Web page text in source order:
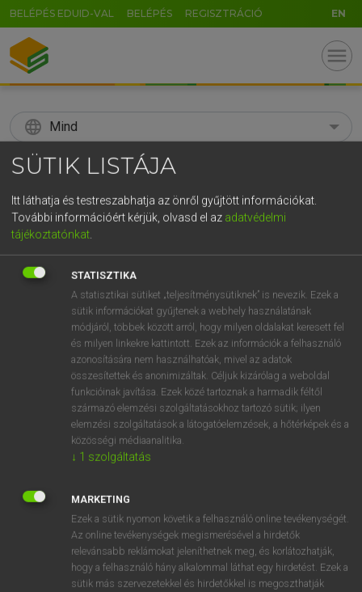
BELÉPÉS EDUID-VAL BELÉPÉS REGISZTRÁCIÓ EN
menu
language Mind
search
KERESÉS
Díjmentes angol szótár
sunray treatment fn
napfénykezelés
helioterápia
⚲ sunray treatmentkeresése szótárainkban
DÍJMENTES ANGOL SZÓTÁR
sunny-side up
sun porch
SÜTIK LISTÁJA
Itt láthatja és testreszabhatja az önről gyűjtött információkat.
További információért kérjük, olvasd el az adatvédelmi
tájékoztatónkat
STATISZTIKA
A statisztikai sütiket „teljesítménysütiknek” is nevezik. Ezek a
sütik információkat gyűjtenek a webhely használatának
módjáról, többek között arról, hogy milyen oldalakat keresett fel
és milyen linkekre kattintott. Ezek az információk a felhasználó
azonosítására nem használhatóak, mivel az adatok
összesítettek és anonimizáltak. Céljuk kizárólag a weboldal
funkcióinak javítása. Ezek közé tartoznak a harmadik féltől
származó elemzési szolgáltatásokhoz tartozó sütik; ilyen
elemzési szolgáltatások a látogatóelemzések, a hőtérképek és a
közösségi médiaanalitika.
↓ 1 szolgáltatás
MARKETING
Ezek a sütik nyomon követik a felhasználó online tevékenységét.
Az online tevékenységek megismerésével a hirdetők
relevánsabb reklámokat jeleníthetnek meg, és korlátozhatják,
hogy a felhasználó hány alkalommal láthat egy hirdetést. Ezek a
sütik más szervezetekkel és hirdetőkkel is megoszthatják
GR
5 6 7 8 9 ö ü ó
r t z u i o p ő ú
k l ű
n m , . - AltGr